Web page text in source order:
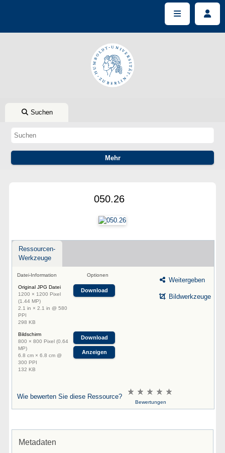
Suchen
050.26
Ressourcen-
Werkzeuge
Datei-Information Optionen
Original JPG Datei
1200 × 1200 Pixel
(1.44 MP)
2.1 in × 2.1 in @ 580
PPI
298 KB
Download
Bildschirm
800 × 800 Pixel (0.64
MP)
6.8 cm × 6.8 cm @
300 PPI
132 KB
Download
Anzeigen
Weitergeben
Bildwerkzeuge
Wie bewerten Sie diese Ressource?
Bewertungen
Metadaten